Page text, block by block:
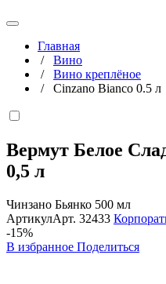
Главная
/ Вино
/ Вино креплёное
/ Cinzano Bianco 0.5 л
Вермут Белое
0,5 л
Чинзано Бьянко 500 мл
АртикулАрт. 32433
-15%
В избранное Поделиться